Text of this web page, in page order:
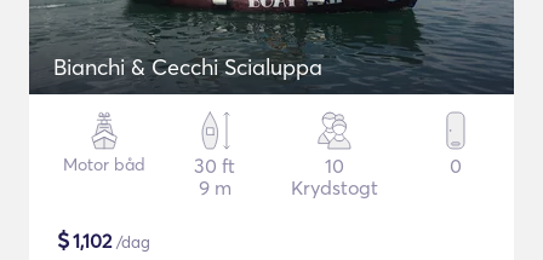
Bianchi & Cecchi Scialuppa
Motor båd
30 ft
9 m
10
Krydstogt
0
$1,102/dag